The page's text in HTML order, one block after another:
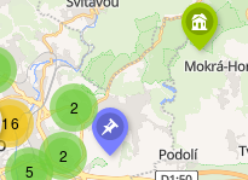
2
16
5
2